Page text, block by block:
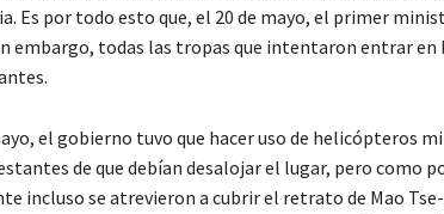
Es por todo esto que, el 20 de mayo, el primer
embargo, todas las tropas que intentaron entrar
el gobierno tuvo que hacer uso de helicópteros
de que debían desalojar el lugar, pero como
incluso se atrevieron a cubrir el retrato de Mao